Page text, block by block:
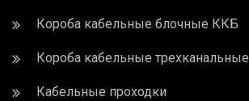
Короба кабельные блочные ККБ
Короба кабельные трехканальные
Кабельные проходки